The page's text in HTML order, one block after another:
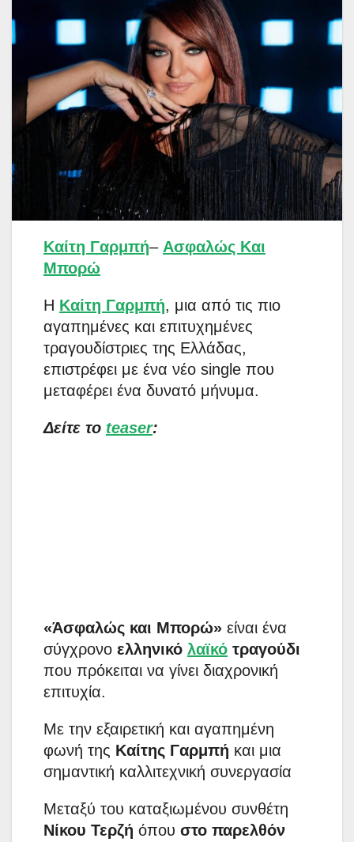
Καίτη Γαρμπή– Ασφαλώς Και
Μπορώ
Η Καίτη Γαρμπή, μια από τις πιο
αγαπημένες και επιτυχημένες
τραγουδίστριες της Ελλάδας,
επιστρέφει με ένα νέο single που
μεταφέρει ένα δυνατό μήνυμα.
Δείτε το teaser:
«Άσφαλώς και Μπορώ» είναι ένα
σύγχρονο ελληνικό λαϊκό τραγούδι
που πρόκειται να γίνει διαχρονική
επιτυχία.
Mε την εξαιρετική και αγαπημένη
φωνή της Καίτης Γαρμπή και μια
σημαντική καλλιτεχνική συνεργασία
Mεταξύ του καταξιωμένου συνθέτη
Νίκου Τερζή όπου στο παρελθόν